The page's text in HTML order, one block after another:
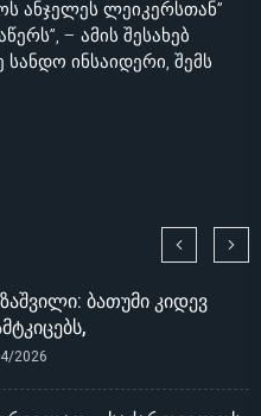
ანჯელეს ლეიკერსთან”
– ამის შესახებ
ინსაიდერი, შემს
ბათუმი კიდევ
2026